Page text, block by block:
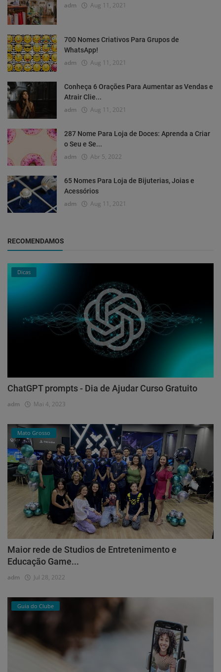
adm Aug 11, 2021
700 Nomes Criativos Para Grupos de
WhatsApp!
adm Aug 11, 2021
Conheça 6 Orações Para Aumentar as Vendas e
Atrair Clie...
adm Aug 11, 2021
287 Nome Para Loja de Doces: Aprenda a Criar
o Seu e Se...
adm Abr 5, 2022
65 Nomes Para Loja de Bijuterias, Joias e
Acessórios
adm Aug 11, 2021
RECOMENDAMOS
Dicas
ChatGPT prompts - Dia de Ajudar Curso Gratuito
adm Mai 4, 2023
Mato Grosso
Maior rede de Studios de Entretenimento e
Educação Game...
adm Jul 28, 2022
Guia do Clube